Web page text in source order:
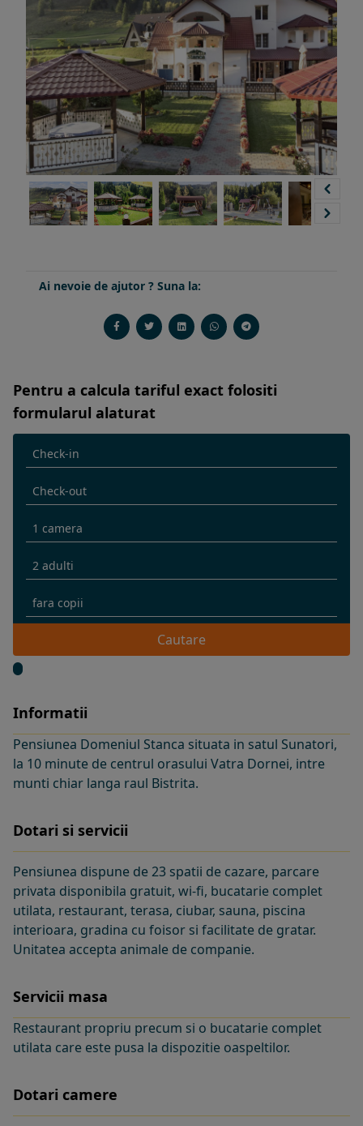
Ai nevoie de ajutor ? Suna la:
Pentru a calcula tariful exact folositi
formularul alaturat
Cautare
Informatii
Pensiunea Domeniul Stanca situata in satul Sunatori,
la 10 minute de centrul orasului Vatra Dornei, intre
munti chiar langa raul Bistrita.
Dotari si servicii
Pensiunea dispune de 23 spatii de cazare, parcare
privata disponibila gratuit, wi-fi, bucatarie complet
utilata, restaurant, terasa, ciubar, sauna, piscina
interioara, gradina cu foisor si facilitate de gratar.
Unitatea accepta animale de companie.
Servicii masa
Restaurant propriu precum si o bucatarie complet
utilata care este pusa la dispozitie oaspeltilor.
Dotari camere